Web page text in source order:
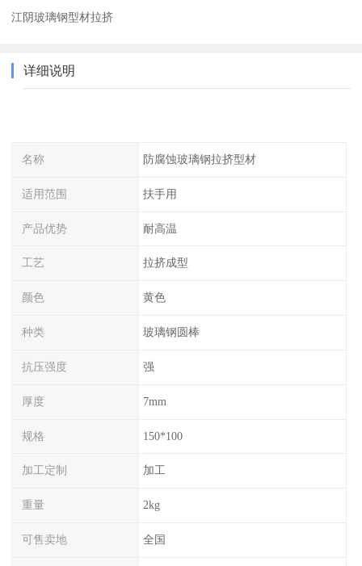
江阴玻璃钢型材拉挤
详细说明
名称 防腐蚀玻璃钢拉挤型材
适用范围 扶手用
产品优势 耐高温
工艺 拉挤成型
颜色 黄色
种类 玻璃钢圆棒
抗压强度 强
厚度 7mm
规格 150*100
加工定制 加工
重量 2kg
可售卖地 全国